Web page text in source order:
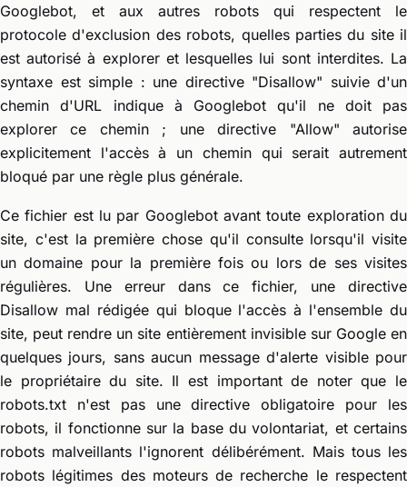
Googlebot, et aux autres robots qui respectent le
protocole d'exclusion des robots, quelles parties du site il
est autorisé à explorer et lesquelles lui sont interdites. La
syntaxe est simple : une directive "Disallow" suivie d'un
chemin d'URL indique à Googlebot qu'il ne doit pas
explorer ce chemin ; une directive "Allow" autorise
explicitement l'accès à un chemin qui serait autrement
bloqué par une règle plus générale.
Ce fichier est lu par Googlebot avant toute exploration du
site, c'est la première chose qu'il consulte lorsqu'il visite
un domaine pour la première fois ou lors de ses visites
régulières. Une erreur dans ce fichier, une directive
Disallow mal rédigée qui bloque l'accès à l'ensemble du
site, peut rendre un site entièrement invisible sur Google en
quelques jours, sans aucun message d'alerte visible pour
le propriétaire du site. Il est important de noter que le
robots.txt n'est pas une directive obligatoire pour les
robots, il fonctionne sur la base du volontariat, et certains
robots malveillants l'ignorent délibérément. Mais tous les
robots légitimes des moteurs de recherche le respectent